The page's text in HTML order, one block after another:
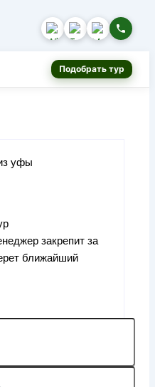
Подобрать тур
закрепит за
ближайший